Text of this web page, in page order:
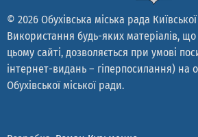
© 2026 Обухівська міська рада Київської
Використання будь-яких матеріалів, що
цьому сайті, дозволяється при умові
інтернет-видань – гіперпосилання) на
Обухівської міської ради.